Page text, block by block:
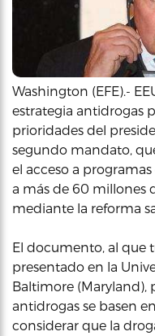
Washington (EFE).-
estrategia antidrogas
prioridades del
segundo mandato,
el acceso a
a más de 60 millones
mediante la reforma
El documento, al que
presentado en la
Baltimore (Maryland),
antidrogas se basen
considerar que la